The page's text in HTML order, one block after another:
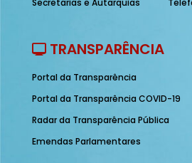
Secretarias e Autarquias
TRANSPARÊNCIA
Portal da Transparência
Portal da Transparência COVID-19
Radar da Transparência Pública
Emendas Parlamentares